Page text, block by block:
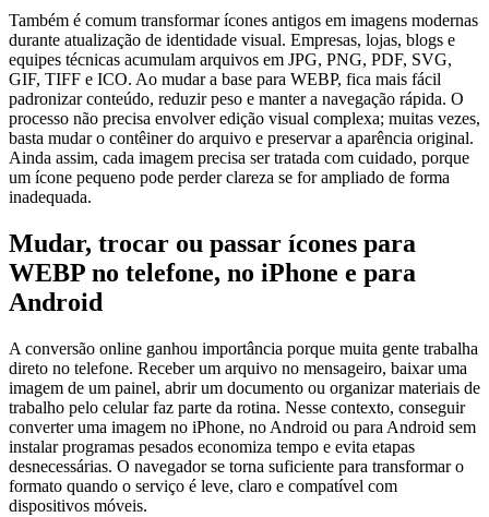
Também é comum transformar ícones antigos em imagens modernas
durante atualização de identidade visual. Empresas, lojas, blogs e
equipes técnicas acumulam arquivos em JPG, PNG, PDF, SVG,
GIF, TIFF e ICO. Ao mudar a base para WEBP, fica mais fácil
padronizar conteúdo, reduzir peso e manter a navegação rápida. O
processo não precisa envolver edição visual complexa; muitas vezes,
basta mudar o contêiner do arquivo e preservar a aparência original.
Ainda assim, cada imagem precisa ser tratada com cuidado, porque
um ícone pequeno pode perder clareza se for ampliado de forma
inadequada.
Mudar, trocar ou passar ícones para
WEBP no telefone, no iPhone e para
Android
A conversão online ganhou importância porque muita gente trabalha
direto no telefone. Receber um arquivo no mensageiro, baixar uma
imagem de um painel, abrir um documento ou organizar materiais de
trabalho pelo celular faz parte da rotina. Nesse contexto, conseguir
converter uma imagem no iPhone, no Android ou para Android sem
instalar programas pesados economiza tempo e evita etapas
desnecessárias. O navegador se torna suficiente para transformar o
formato quando o serviço é leve, claro e compatível com
dispositivos móveis.